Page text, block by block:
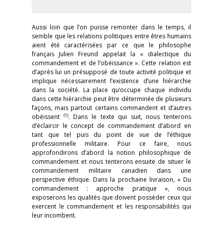
Aussi loin que l’on puisse remonter dans le temps, il
semble que les relations politiques entre êtres humains
aient été caractérisées par ce que le philosophe
français Julien Freund appelait la « dialectique du
commandement et de l’obéissance ». Cette relation est
d’après lui un présupposé de toute activité politique et
implique nécessairement l’existence d’une hiérarchie
dans la société. La place qu’occupe chaque individu
dans cette hiérarchie peut être déterminée de plusieurs
façons, mais partout certains commandent et d’autres
obéissent
(1). Dans le texte qui suit, nous tenterons
d’éclaircir le concept de commandement d’abord en
tant que tel puis du point de vue de l’éthique
professionnelle militaire. Pour ce faire, nous
approfondirons d’abord la notion philosophique de
commandement et nous tenterons ensuite de situer le
commandement militaire canadien dans une
perspective éthique. Dans la prochaine livraison, « Du
commandement : approche pratique », nous
exposerons les qualités que doivent posséder ceux qui
exercent le commandement et les responsabilités qui
leur incombent.